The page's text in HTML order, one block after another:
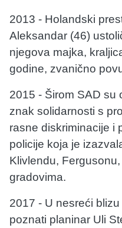
2013 - Holandski
Aleksandar (46)
njegova majka,
godine, zvanično
2015 - Širom SAD su
znak solidarnosti s
rasne diskriminacije i
policije koja je
Klivlendu,
gradovima.
2017 - U nesreći
poznati planinar Uli